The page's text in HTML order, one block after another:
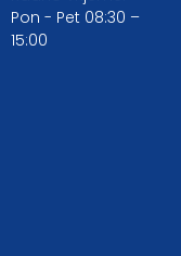
Pon - Pet 08:30 –
15:00